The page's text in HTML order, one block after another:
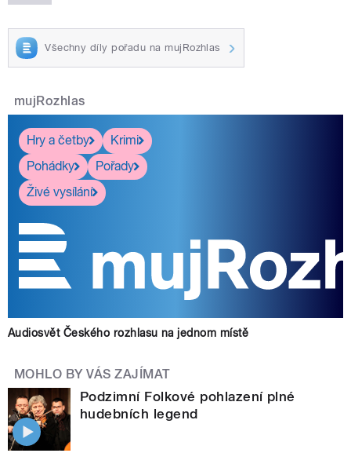
Všechny díly pořadu na mujRozhlas
mujRozhlas
Hry a četby
Krimi
Pohádky
Pořady
Živé vysílání
Audiosvět Českého rozhlasu na jednom místě
MOHLO BY VÁS ZAJÍMAT
Podzimní Folkové pohlazení plné
hudebních legend